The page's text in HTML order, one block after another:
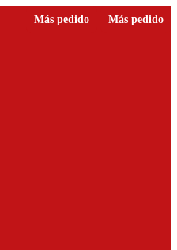
Nuevo
Nuevo
Más pedido Favorito
Más pedido Favorito
Más pedido